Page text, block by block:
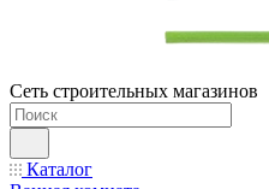
Сеть строительных магазинов
Каталог